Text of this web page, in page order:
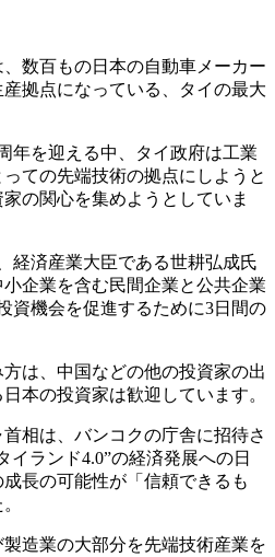
数百もの日本の自動車メーカー
拠点になっている、タイの最大
年を迎える中、タイ政府は工業
ての先端技術の拠点にしようと
の関心を集めようとしていま
経済産業大臣である世耕弘成氏
企業を含む民間企業と公共企業
資機会を促進するために3日間の
は、中国などの他の投資家の出
本の投資家は歓迎しています。
相は、バンコクの庁舎に招待さ
イランド4.0”の経済発展への日
長の可能性が「信頼できるも
造業の大部分を先端技術産業を